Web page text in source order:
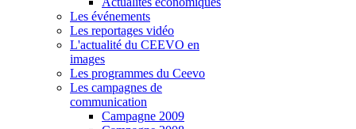
Les événements
Les reportages vidéo
L'actualité du CEEVO en
images
Les programmes du Ceevo
Les campagnes de
communication
Campagne 2009